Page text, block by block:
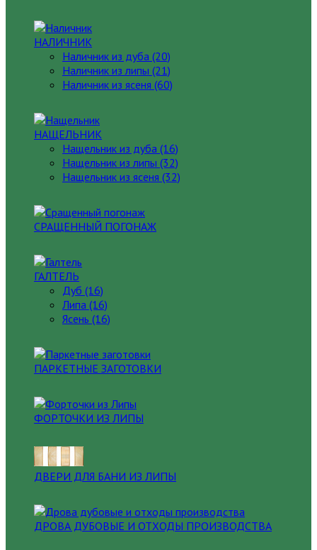
НАЛИЧНИК
Наличник из дуба (20)
Наличник из липы (21)
Наличник из ясеня (60)
НАЩЕЛЬНИК
Нащельник из дуба (16)
Нащельник из липы (32)
Нащельник из ясеня (32)
СРАЩЕННЫЙ ПОГОНАЖ
ГАЛТЕЛЬ
Дуб (16)
Липа (16)
Ясень (16)
ПАРКЕТНЫЕ ЗАГОТОВКИ
ФОРТОЧКИ ИЗ ЛИПЫ
ДВЕРИ ДЛЯ БАНИ ИЗ ЛИПЫ
ДРОВА ДУБОВЫЕ И ОТХОДЫ ПРОИЗВОДСТВА